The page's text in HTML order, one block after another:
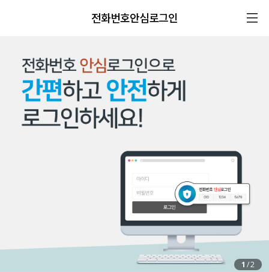
전화번호안심로그인
1 /2